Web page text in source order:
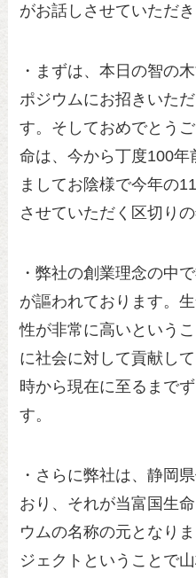
がお話しさせていただき
・まずは、本日の智の
ポジウムにお招きいた
す。そしておめでとう
命は、今から丁度100年
ましてお陰様で今年の
させていただく区切り
・弊社の創業理念の中
が謳われております。
性が非常に高いという
に社会に対して貢献し
時から現在に至るまで
す。
・さらに弊社は、静岡
おり、それが当富国生
ウムの名称の元となり
ジェクトということで